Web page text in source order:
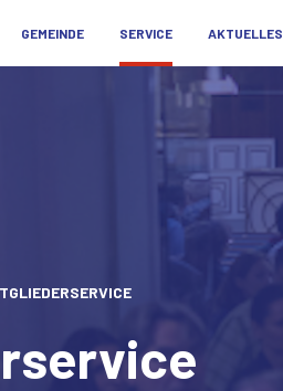
GEMEINDE SERVICE AKTUELLES